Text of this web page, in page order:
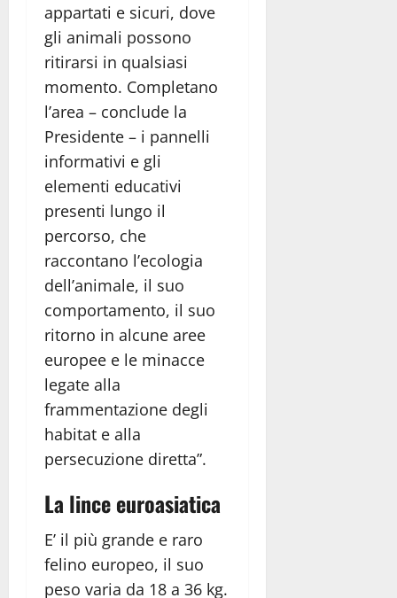
appartati e sicuri, dove
gli animali possono
ritirarsi in qualsiasi
momento. Completano
l’area – conclude la
Presidente – i pannelli
informativi e gli
elementi educativi
presenti lungo il
percorso, che
raccontano l’ecologia
dell’animale, il suo
comportamento, il suo
ritorno in alcune aree
europee e le minacce
legate alla
frammentazione degli
habitat e alla
persecuzione diretta”.
La lince euroasiatica
E’ il più grande e raro
felino europeo, il suo
peso varia da 18 a 36 kg.